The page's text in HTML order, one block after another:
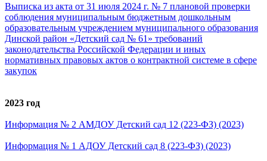
Выписка из акта от 31 июля 2024 г. № 7 плановой проверки
соблюдения муниципальным бюджетным дошкольным
образовательным учреждением муниципального образования
Динской район «Детский сад № 61» требований
законодательства Российской Федерации и иных
нормативных правовых актов о контрактной системе в сфере
закупок
2023 год
Информация № 2 АМДОУ Детский сад 12 (223-ФЗ) (2023)
Информация № 1 АДОУ Детский сад 8 (223-ФЗ) (2023)